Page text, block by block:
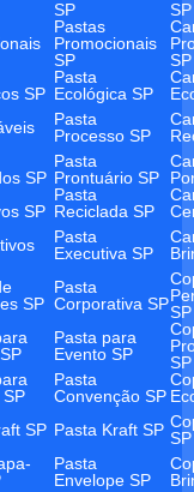
SP
SP
Pastas
Promocionais
SP
SP
SP
Pasta
Ecológica SP
Pasta
Processo SP
SP
Pasta
Prontuário SP
SP
Pasta
Reciclada SP
Pasta
Executiva SP
SP
Pasta
Corporativa SPSP
Pasta para
Evento SP
SP
Pasta
Convenção SP
SP Pasta Kraft SP SP
Pasta
Envelope SP